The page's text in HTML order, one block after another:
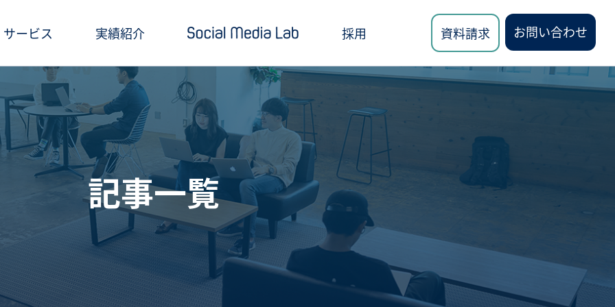
サービス
ショートドラマ制作
SNSアカウント運用
クリエイティブ制作・撮影
SNS投稿キャンペーン
インフルエンサーPR
SNS広告運用
実績紹介
セミナー情報
お役立ち記事一覧
お役立ち資料ダウンロード
Social Media Lab講座
メールマガジン
採用 資料請求 お問い合わせ
記事一覧